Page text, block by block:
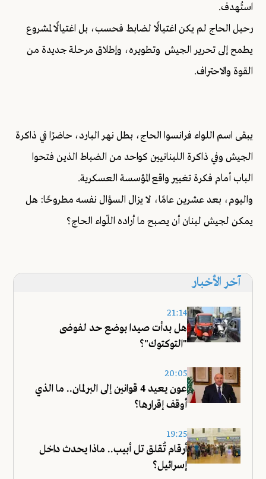
استُهدف.
رحيل الحاج لم يكن اغتيالًا لضابط فحسب، بل اغتيالًا لمشروع
يطمح إلى تحرير الجيش وتطويره، وإطلاق مرحلة جديدة من
القوة والاحتراف.
يبقى اسم اللواء فرانسوا الحاج، بطل نهر البارد، حاضرًا في ذاكرة
الجيش وفي ذاكرة اللبنانيين كواحد من الضباط الذين فتحوا
الباب أمام فكرة تغيير واقع المؤسسة العسكرية.
واليوم، بعد عشرين عامًا، لا يزال السؤال نفسه مطروحًا: هل
يمكن لجيش لبنان أن يصبح ما أراده اللّواء الحاج؟
آخر الأخبار
21:14
هل بدأت صيدا بوضع حد لفوضى
"التوكتوك"؟
20:05
عون يعيد 4 قوانين إلى البرلمان.. ما الذي
أوقف إقرارها؟
19:25
أرقام تُقلق تل أبيب.. ماذا يحدث داخل
إسرائيل؟